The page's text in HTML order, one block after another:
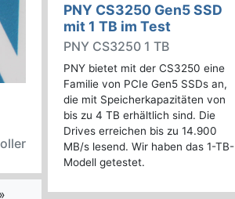
PNY CS3250 Gen5 SSD
mit 1 TB im Test
PNY CS3250 1 TB
PNY bietet mit der CS3250 eine
Familie von PCIe Gen5 SSDs an,
die mit Speicherkapazitäten von
bis zu 4 TB erhältlich sind. Die
Drives erreichen bis zu 14.900
MB/s lesend. Wir haben das 1-TB-
Modell getestet.